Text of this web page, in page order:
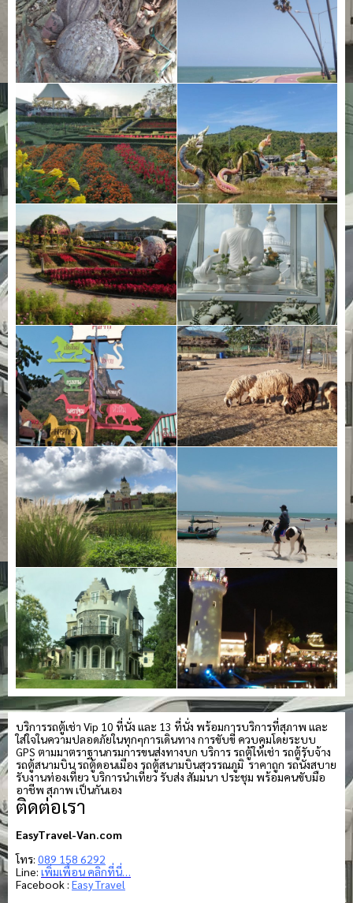
บริการรถตู้เช่า Vip 10 ที่นั่ง และ 13 ที่นั่ง พร้อมการบริการที่สุภาพ และ
ใส่ใจในความปลอดภัยในทุกๆการเดินทาง การขับขี่ ควบคุมโดยระบบ
GPS ตามมาตราฐานกรมการขนส่งทางบก บริการ รถตู้ให้เช่า รถตู้รับจ้าง
รถตู้สนามบิน รถตู้ดอนเมือง รถตู้สนามบินสุวรรณภูมิ ราคาถูก รถนั่งสบาย
รับงานท่องเที่ยว บริการนำเที่ยว รับส่ง สัมมนา ประชุม พร้อมคนขับมือ
อาชีพ สุภาพ เป็นกันเอง
ติดต่อเรา
EasyTravel-Van.com
โทร: 089 158 6292
Line: เพิ่มเพื่อน คลิกที่นี่…
Facebook : Easy Travel